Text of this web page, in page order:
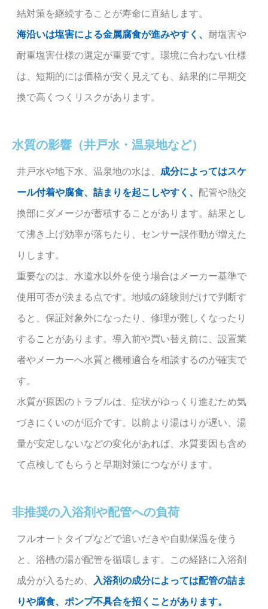
結対策を継続することが寿命に直結します。
海沿いは塩害による金属腐食が進みやすく、 耐塩害や
耐重塩害仕様の選定が重要です。環境に合わない仕様
は、短期的には価格が安く見えても、結果的に早期交
換で高くつくリスクがあります。
水質の影響（井戸水・温泉地など）
井戸水や地下水、温泉地の水は、成分によってはスケ
ール付着や腐食、詰まりを起こしやすく、 配管や熱交
換部にダメージが蓄積することがあります。結果とし
て沸き上げ効率が落ちたり、センサー誤作動が増えた
りします。
重要なのは、水道水以外を使う場合はメーカー基準で
使用可否が決まる点です。地域の経験則だけで判断す
ると、保証対象外になったり、修理が難しくなったり
することがあります。導入前や買い替え前に、設置業
者やメーカーへ水質と機種適合を相談するのが確実で
す。
水質が原因のトラブルは、症状がゆっくり進むため気
づきにくいのが厄介です。以前より湯はりが遅い、湯
量が安定しないなどの変化があれば、水質要因も含め
て点検してもらうと早期対策につながります。
非推奨の入浴剤や配管への負荷
フルオートタイプなどで追いだきや自動保温を使う
と、浴槽の湯が配管を循環します。この経路に入浴剤
成分が入るため、入浴剤の成分によっては配管の詰ま
りや腐食、ポンプ不具合を招くことがあります。